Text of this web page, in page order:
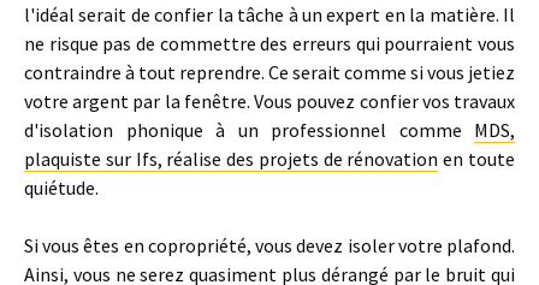
l'idéal serait de confier la tâche à un expert en la matière. Il
ne risque pas de commettre des erreurs qui pourraient vous
contraindre à tout reprendre. Ce serait comme si vous jetiez
votre argent par la fenêtre. Vous pouvez confier vos travaux
d'isolation phonique à un professionnel comme MDS,
plaquiste sur Ifs, réalise des projets de rénovation en toute
quiétude.
Si vous êtes en copropriété, vous devez isoler votre plafond.
Ainsi, vous ne serez quasiment plus dérangé par le bruit qui